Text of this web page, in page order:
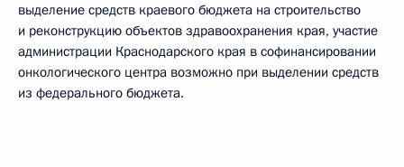
выделение средств краевого бюджета на строительство
и реконструкцию объектов здравоохранения края, участие
администрации Краснодарского края в софинансировании
онкологического центра возможно при выделении средств
из федерального бюджета.